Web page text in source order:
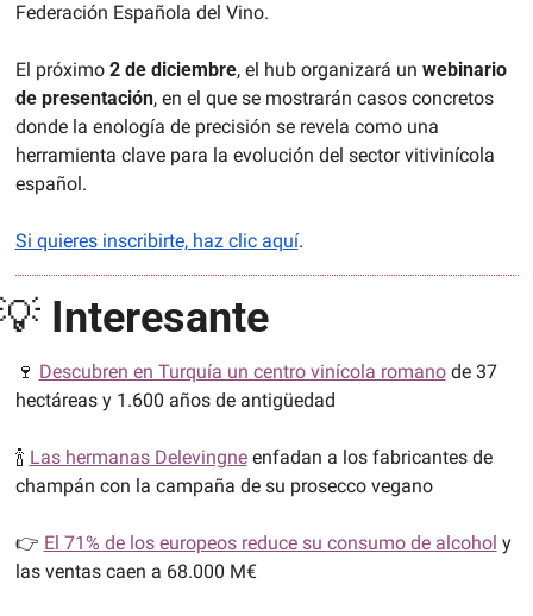
Federación Española del Vino.
El próximo 2 de diciembre, el hub organizará un webinario
de presentación, en el que se mostrarán casos concretos
donde la enología de precisión se revela como una
herramienta clave para la evolución del sector vitivinícola
español.
Si quieres inscribirte, haz clic aquí.
Interesante
🍷 Descubren en Turquía un centro vinícola romano de 37
hectáreas y 1.600 años de antigüedad
🍾 Las hermanas Delevingne enfadan a los fabricantes de
champán con la campaña de su prosecco vegano
👉 El 71% de los europeos reduce su consumo de alcohol y
las ventas caen a 68.000 M€